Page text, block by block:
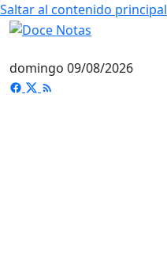
Saltar al contenido principal
domingo 09/08/2026